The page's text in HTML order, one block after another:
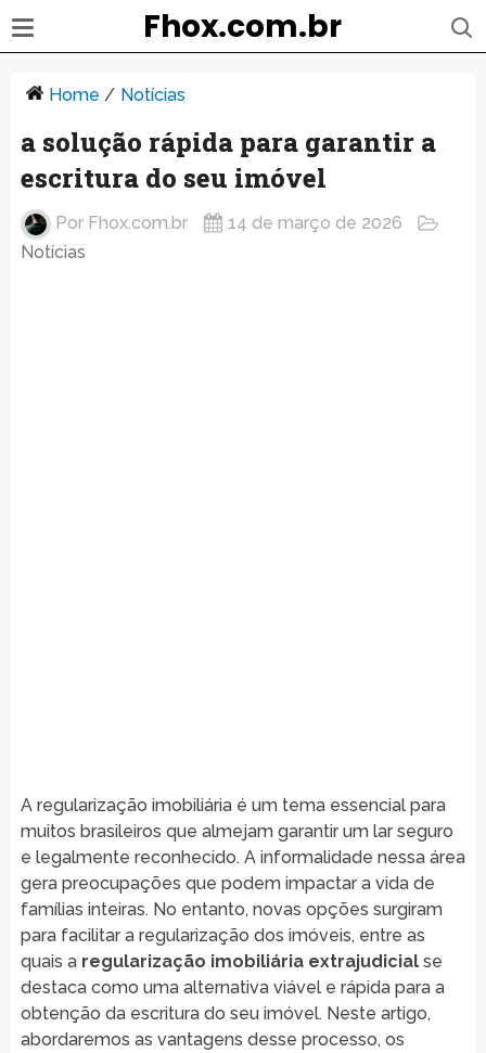
Fhox.com.br
Home / Notícias
a solução rápida para garantir a
escritura do seu imóvel
Por Fhox.com.br
14 de março de 2026
Notícias
A regularização imobiliária é um tema essencial para
muitos brasileiros que almejam garantir um lar seguro
e legalmente reconhecido. A informalidade nessa área
gera preocupações que podem impactar a vida de
famílias inteiras. No entanto, novas opções surgiram
para facilitar a regularização dos imóveis, entre as
quais a regularização imobiliária extrajudicialse
destaca como uma alternativa viável e rápida para a
obtenção da escritura do seu imóvel. Neste artigo,
abordaremos as vantagens desse processo, os